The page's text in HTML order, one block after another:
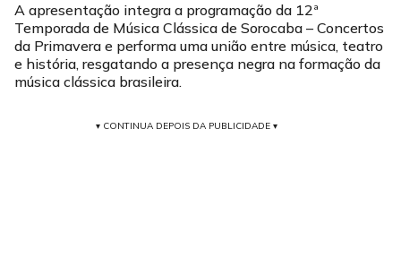
A apresentação integra a programação da 12ª
Temporada de Música Clássica de Sorocaba – Concertos
da Primavera e performa uma união entre música, teatro
e história, resgatando a presença negra na formação da
música clássica brasileira.
▾ CONTINUA DEPOIS DA PUBLICIDADE ▾